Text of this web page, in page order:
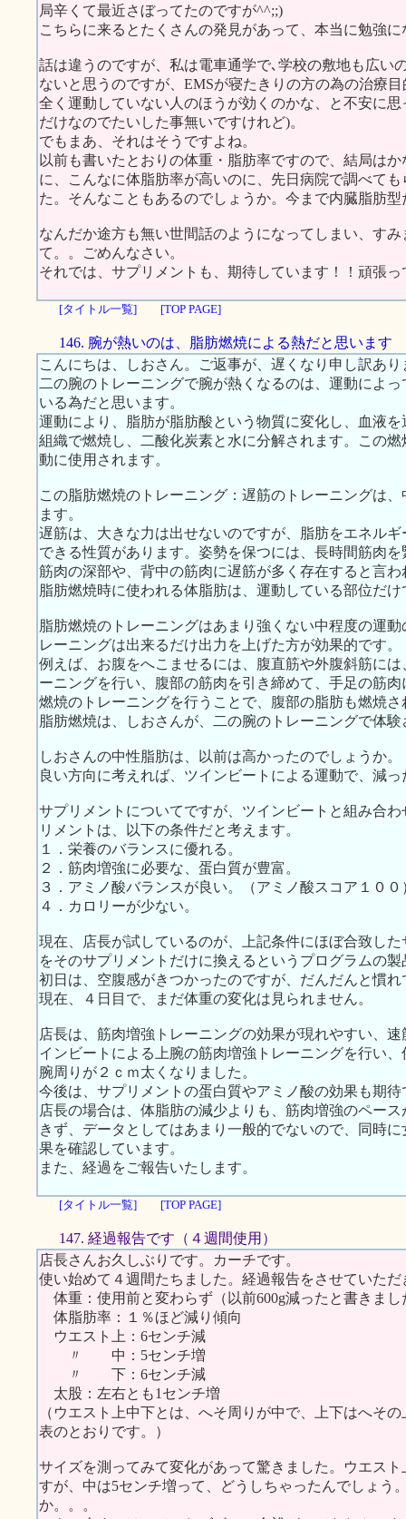
局辛くて最近さぼってたのですが^^;;)
こちらに来るとたくさんの発見があって、本当に勉強に
話は違うのですが、私は電車通学で､学校の敷地も広い
ないと思うのですが、EMSが寝たきりの方の為の治療
全く運動していない人のほうが効くのかな、と不安に
だけなのでたいした事無いですけれど)。
でもまあ、それはそうですよね。
以前も書いたとおりの体重・脂肪率ですので、結局は
に、こんなに体脂肪率が高いのに、先日病院で調べて
た。そんなこともあるのでしょうか。今まで内臓脂肪
なんだか途方も無い世間話のようになってしまい、す
て。。ごめんなさい。
それでは、サプリメントも、期待しています！！頑張
[タイトル一覧] [TOP PAGE]
146. 腕が熱いのは、脂肪燃焼による熱だと思います
こんにちは、しおさん。ご返事が、遅くなり申し訳あり
二の腕のトレーニングで腕が熱くなるのは、運動によ
いる為だと思います。
運動により、脂肪が脂肪酸という物質に変化し、血液
組織で燃焼し、二酸化炭素と水に分解されます。この
動に使用されます。
この脂肪燃焼のトレーニング：遅筋のトレーニングは
ます。
遅筋は、大きな力は出せないのですが、脂肪をエネル
できる性質があります。姿勢を保つには、長時間筋肉
筋肉の深部や、背中の筋肉に遅筋が多く存在すると言わ
脂肪燃焼時に使われる体脂肪は、運動している部位だ
脂肪燃焼のトレーニングはあまり強くない中程度の運
レーニングは出来るだけ出力を上げた方が効果的です。
例えば、お腹をへこませるには、腹直筋や外腹斜筋に
ーニングを行い、腹部の筋肉を引き締めて、手足の筋
燃焼のトレーニングを行うことで、腹部の脂肪も燃焼さ
脂肪燃焼は、しおさんが、二の腕のトレーニングで体
しおさんの中性脂肪は、以前は高かったのでしょうか。
良い方向に考えれば、ツインビートによる運動で、減
サプリメントについてですが、ツインビートと組み合
リメントは、以下の条件だと考えます。
１．栄養のバランスに優れる。
２．筋肉増強に必要な、蛋白質が豊富。
３．アミノ酸バランスが良い。（アミノ酸スコア１００
４．カロリーが少ない。
現在、店長が試しているのが、上記条件にほぼ合致し
をそのサプリメントだけに換えるというプログラムの製
初日は、空腹感がきつかったのですが、だんだんと慣れ
現在、４日目で、まだ体重の変化は見られません。
店長は、筋肉増強トレーニングの効果が現れやすい、
インビートによる上腕の筋肉増強トレーニングを行い
腕周りが２ｃｍ太くなりました。
今後は、サプリメントの蛋白質やアミノ酸の効果も期
店長の場合は、体脂肪の減少よりも、筋肉増強のペー
きず、データとしてはあまり一般的でないので、同時
果を確認しています。
また、経過をご報告いたします。
[タイトル一覧] [TOP PAGE]
147. 経過報告です（４週間使用）
店長さんお久しぶりです。カーチです。
使い始めて４週間たちました。経過報告をさせていただ
体重：使用前と変わらず（以前600g減ったと書きま
体脂肪率：１％ほど減り傾向
ウエスト上：6センチ減
〃 中：5センチ増
〃 下：6センチ減
太股：左右とも1センチ増
（ウエスト上中下とは、へそ周りが中で、上下はへそ
表のとおりです。）
サイズを測ってみて変化があって驚きました。ウエス
すが、中は5センチ増って、どうしちゃったんでしょう
か。。。